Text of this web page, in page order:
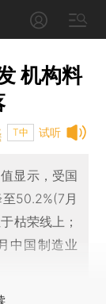
机构料
试听
T中
显示，受国
50.2%(7月
枯荣线上；
中国制造业